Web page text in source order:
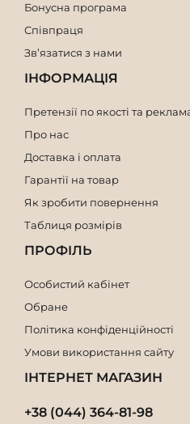
Бонусна програма
Співпраця
Зв’язатися з нами
ІНФОРМАЦІЯ
Претензії по якості та
Про нас
Доставка і оплата
Гарантії на товар
Як зробити повернення
Таблиця розмірів
ПРОФІЛЬ
Особистий кабінет
Обране
Політика конфіденційності
Умови використання сайту
ІНТЕРНЕТ МАГАЗИН
+38 (044) 364-81-98